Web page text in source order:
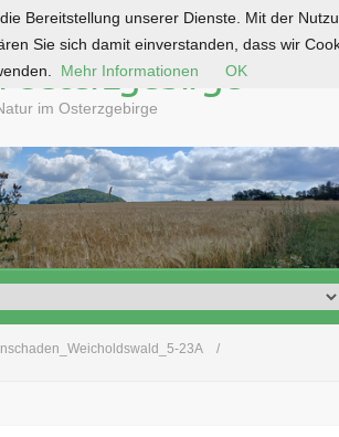
Osterzgebirge
im Osterzgebirge
23A
Bereitstellung unserer Dienste. Mit der
Sie sich damit einverstanden, dass wir
Mehr Informationen OK